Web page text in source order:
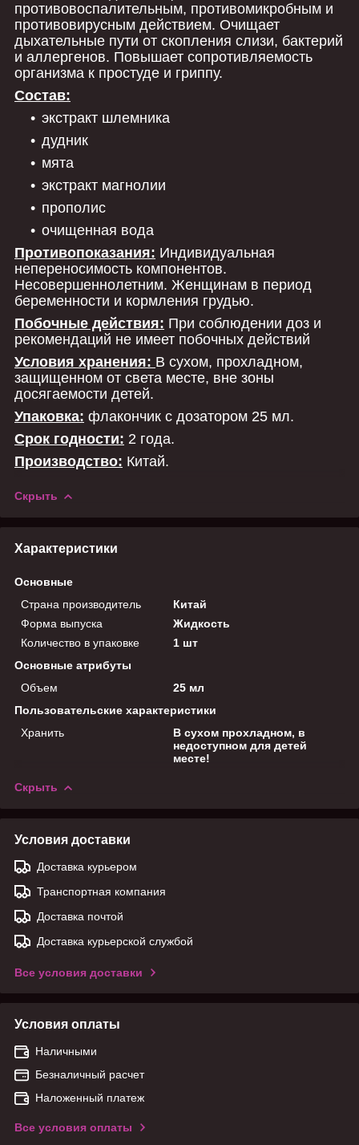
противовоспалительным, противомикробным и
противовирусным действием. Очищает
дыхательные пути от скопления слизи, бактерий
и аллергенов. Повышает сопротивляемость
организма к простуде и гриппу.
Состав:
экстракт шлемника
дудник
мята
экстракт магнолии
прополис
очищенная вода
Противопоказания: Индивидуальная
непереносимость компонентов.
Несовершеннолетним. Женщинам в период
беременности и кормления грудью.
Побочные действия: При соблюдении доз и
рекомендаций не имеет побочных действий
Условия хранения: В сухом, прохладном,
защищенном от света месте, вне зоны
досягаемости детей.
Упаковка: флакончик с дозатором 25 мл.
Срок годности: 2 года.
Производство: Китай.
Скрыть
Характеристики
Основные
Страна производитель
Китай
Форма выпуска
Жидкость
Количество в упаковке
1 шт
Основные атрибуты
Объем
25 мл
Пользовательские характеристики
Хранить
В сухом прохладном, в
недоступном для детей
месте!
Скрыть
Условия доставки
Доставка курьером
Транспортная компания
Доставка почтой
Доставка курьерской службой
Все условия доставки
Условия оплаты
Наличными
Безналичный расчет
Наложенный платеж
Все условия оплаты